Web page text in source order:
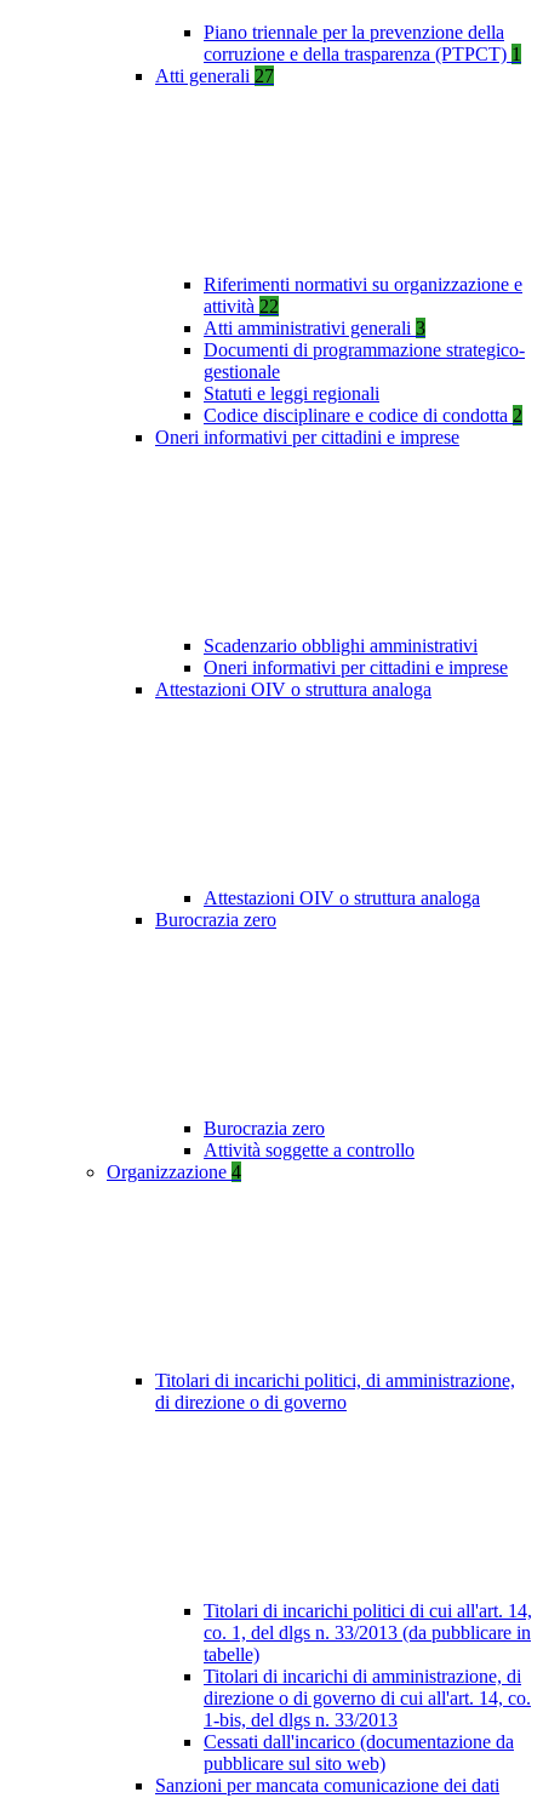
Piano triennale per la prevenzione della
corruzione e della trasparenza (PTPCT) 1
Atti generali 27
Riferimenti normativi su organizzazione e
attività 22
Atti amministrativi generali 3
Documenti di programmazione strategico-
gestionale
Statuti e leggi regionali
Codice disciplinare e codice di condotta 2
Oneri informativi per cittadini e imprese
Scadenzario obblighi amministrativi
Oneri informativi per cittadini e imprese
Attestazioni OIV o struttura analoga
Attestazioni OIV o struttura analoga
Burocrazia zero
Burocrazia zero
Attività soggette a controllo
Organizzazione 4
Titolari di incarichi politici, di amministrazione,
di direzione o di governo
Titolari di incarichi politici di cui all'art. 14,
co. 1, del dlgs n. 33/2013 (da pubblicare in
tabelle)
Titolari di incarichi di amministrazione, di
direzione o di governo di cui all'art. 14, co.
1-bis, del dlgs n. 33/2013
Cessati dall'incarico (documentazione da
pubblicare sul sito web)
Sanzioni per mancata comunicazione dei dati